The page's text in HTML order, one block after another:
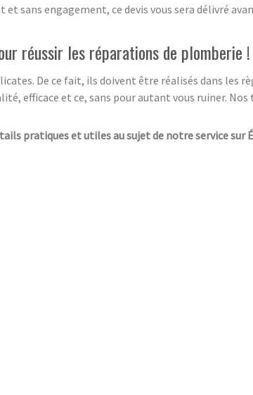
sans engagement, ce devis vous sera délivré
réussir les réparations de plomberie !
De ce fait, ils doivent être réalisés dans les
efficace et ce, sans pour autant vous ruiner.
pratiques et utiles au sujet de notre service sur